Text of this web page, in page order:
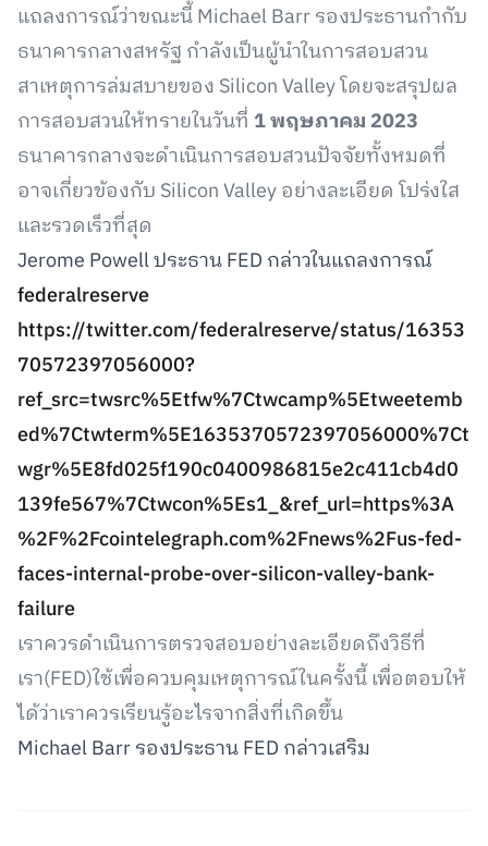
แถลงการณ์ว่าขณะนี้ Michael Barr รองประธานกำกับ
ธนาคารกลางสหรัฐ กำลังเป็นผู้นำในการสอบสวน
สาเหตุการล่มสบายของ Silicon Valley โดยจะสรุปผล
การสอบสวนให้ทรายในวันที่ 1 พฤษภาคม 2023
ธนาคารกลางจะดำเนินการสอบสวนปัจจัยทั้งหมดที่
อาจเกี่ยวข้องกับ Silicon Valley อย่างละเอียด โปร่งใส
และรวดเร็วที่สุด
Jerome Powell ประธาน FED กล่าวในแถลงการณ์
federalreserve
https://twitter.com/federalreserve/status/16353
70572397056000?
ref_src=twsrc%5Etfw%7Ctwcamp%5Etweetemb
ed%7Ctwterm%5E1635370572397056000%7Ct
wgr%5E8fd025f190c0400986815e2c411cb4d0
139fe567%7Ctwcon%5Es1_&ref_url=https%3A
%2F%2Fcointelegraph.com%2Fnews%2Fus-fed-
faces-internal-probe-over-silicon-valley-bank-
failure
เราควรดำเนินการตรวจสอบอย่างละเอียดถึงวิธีที่
เรา(FED)ใช้เพื่อควบคุมเหตุการณ์ในครั้งนี้ เพื่อตอบให้
ได้ว่าเราควรเรียนรู้อะไรจากสิ่งที่เกิดขึ้น
Michael Barr รองประธาน FED กล่าวเสริม